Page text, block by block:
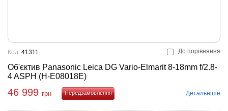
До порівняння
Об'єктив Panasonic Leica DG Vario-Elmarit 8-18mm f/2.8-
4 ASPH (H-E08018E)
Код: 41311
46 999 грн
Детальніше